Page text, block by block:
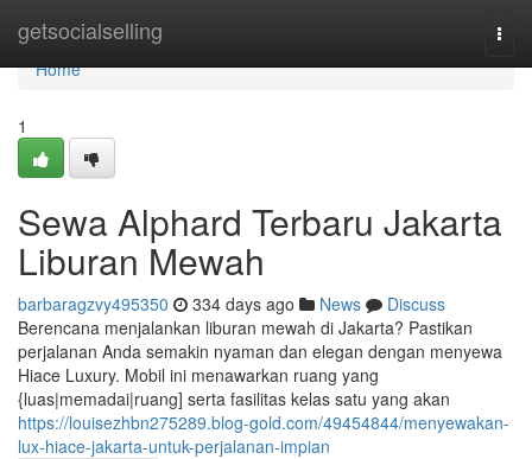
getsocialselling
Home
Home
1
Sewa Alphard Terbaru Jakarta
Liburan Mewah
barbaragzvy495350 334 days ago News
Discuss
Berencana menjalankan liburan mewah di Jakarta? Pastikan
perjalanan Anda semakin nyaman dan elegan dengan menyewa
Hiace Luxury. Mobil ini menawarkan ruang yang
{luas|memadai|ruang] serta fasilitas kelas satu yang akan
https://louisezhbn275289.blog-gold.com/49454844/menyewakan-
lux-hiace-jakarta-untuk-perjalanan-impian